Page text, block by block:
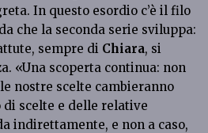
In questo esordio c’è il filo
che la seconda serie sviluppa:
sempre di Chiara, si
«Una scoperta continua: non
nostre scelte cambieranno
scelte e delle relative
indirettamente, e non a caso,